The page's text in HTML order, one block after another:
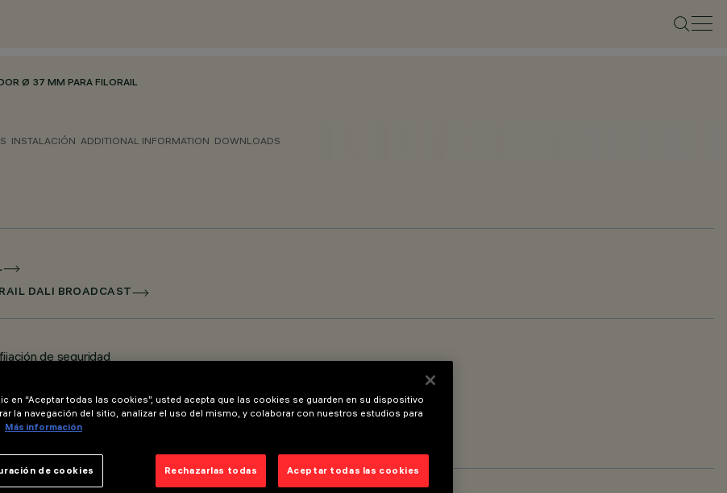
Ø 37 MM PARA FILORAIL
INSTALACIÓN ADDITIONAL INFORMATION DOWNLOADS
DALI BROADCAST
de seguridad
en “Aceptar todas las cookies”, usted acepta que las cookies se guarden en su dispositivo
la navegación del sitio, analizar el uso del mismo, y colaborar con nuestros estudios para
Más información
Rechazarlas todas Aceptar todas las cookies
de cookies